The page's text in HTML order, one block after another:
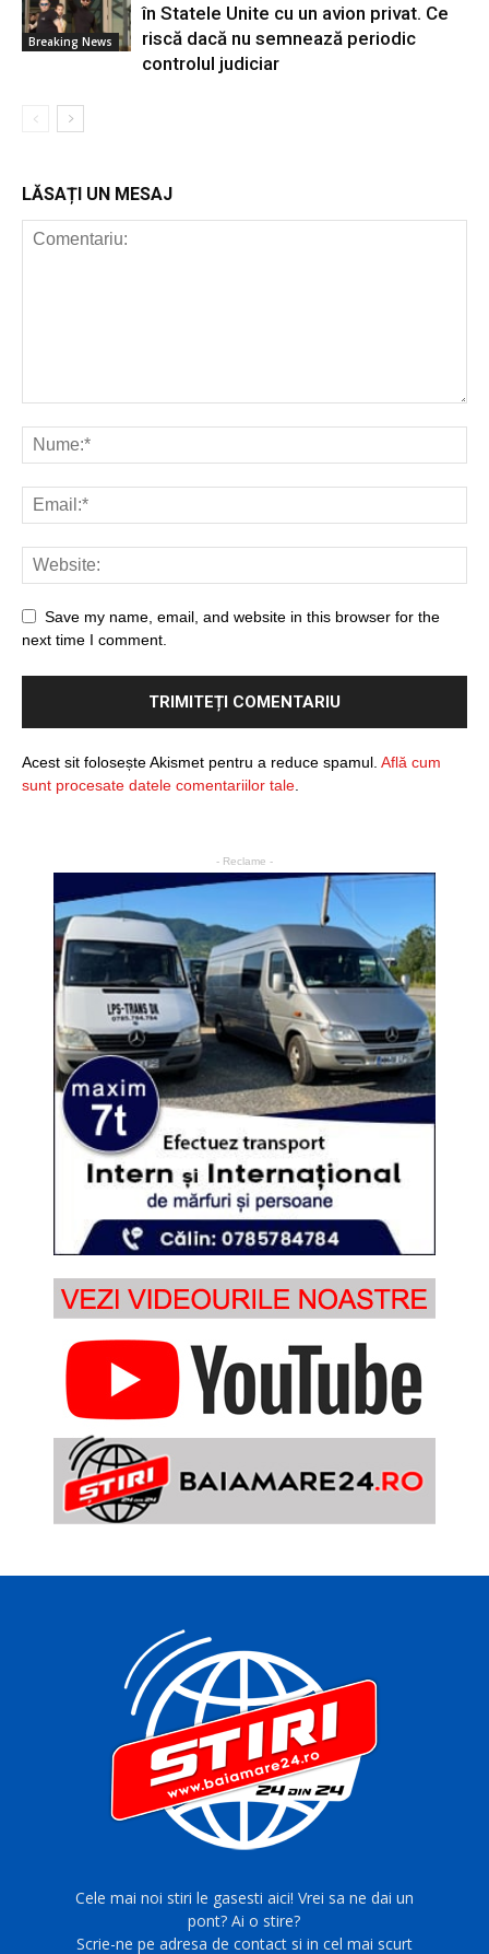
Breaking News
în Statele Unite cu un avion privat. Ce
riscă dacă nu semnează periodic
controlul judiciar
LĂSAȚI UN MESAJ
Save my name, email, and website in this browser for the
next time I comment.
Acest sit folosește Akismet pentru a reduce spamul. Află cum
sunt procesate datele comentariilor tale
- Reclame -
Cele mai noi stiri le gasesti aici! Vrei sa ne dai un
pont? Ai o stire?
Scrie-ne pe adresa de contact si in cel mai scurt